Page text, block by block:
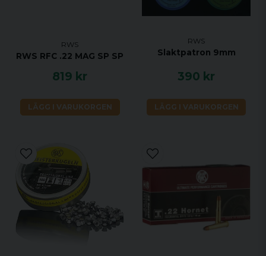
RWS
RWS RFC .22 MAG SP SP
819 kr
LÄGG I VARUKORGEN
RWS
Slaktpatron 9mm
390 kr
LÄGG I VARUKORGEN